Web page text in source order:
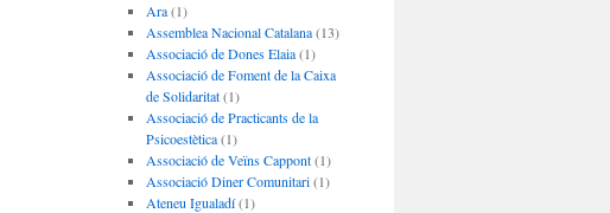
Ara(1)
Assemblea Nacional Catalana(13)
Associació de Dones Elaia(1)
Associació de Foment de la Caixa
de Solidaritat(1)
Associació de Practicants de la
Psicoestètica(1)
Associació de Veïns Cappont(1)
Associació Diner Comunitari(1)
Ateneu Igualadí(1)